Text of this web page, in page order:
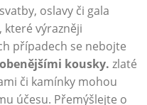
oslavy či gala
které‌ výrazněji
případech se nebojte
kousky. zlaté
​či kamínky mohou
účesu. Přemýšlejte o‍